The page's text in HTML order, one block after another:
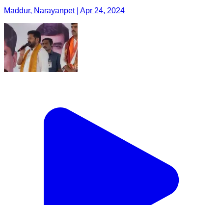
Maddur, Narayanpet | Apr 24, 2024